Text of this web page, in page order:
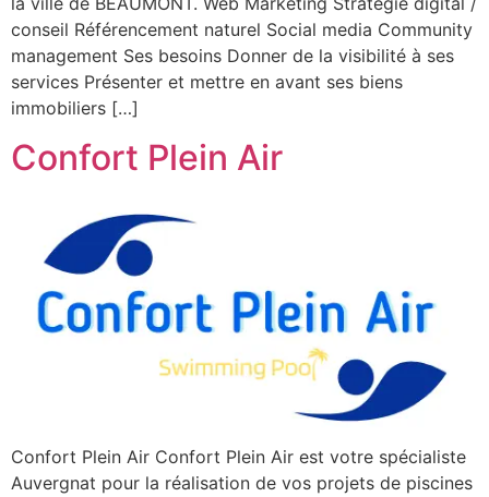
conseil Référencement naturel Social media Community
management Ses besoins Donner de la visibilité à ses
services Présenter et mettre en avant ses biens
immobiliers […]
Confort Plein Air
Confort Plein Air Confort Plein Air est votre spécialiste
Auvergnat pour la réalisation de vos projets de piscines